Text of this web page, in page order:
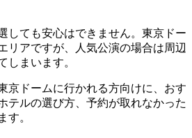
しても安心はできません。東京ドー
リアですが、人気公演の場合は周辺
しまいます。
京ドームに行かれる方向けに、おす
テルの選び方、予約が取れなかった
す。